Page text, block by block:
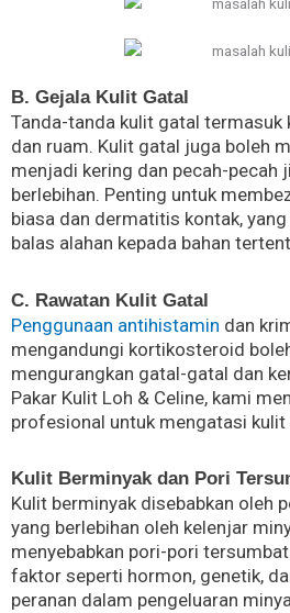
B. Gejala Kulit Gatal
Tanda-tanda kulit gatal termasuk
dan ruam. Kulit gatal juga boleh
menjadi kering dan pecah-pecah
berlebihan. Penting untuk
biasa dan dermatitis kontak,
balas alahan kepada bahan
C. Rawatan Kulit Gatal
Penggunaan antihistamin dan
mengandungi kortikosteroid
mengurangkan gatal-gatal dan
Pakar Kulit Loh & Celine, kami
profesional untuk mengatasi kulit
Kulit Berminyak dan Pori
Kulit berminyak disebabkan oleh
yang berlebihan oleh kelenjar
menyebabkan pori-pori
faktor seperti hormon, genetik,
peranan dalam pengeluaran